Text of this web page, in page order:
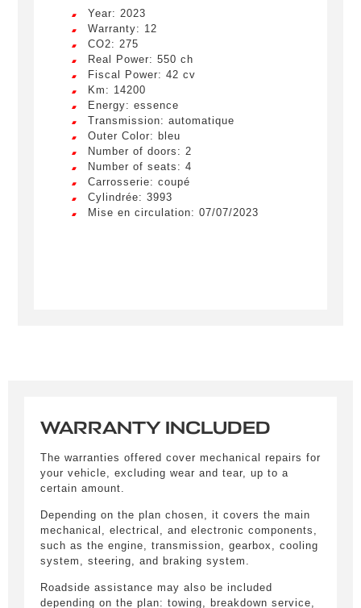
Obtain informations
Remplissez le formulaire ci-dessous pour être
recontacté afin d’obtenir des informations sur un
véhicule.
Civility *
Year: 2023
Warranty: 12
CO2: 275
Real Power: 550 ch
Fiscal Power: 42 cv
Km: 14200
Energy: essence
Transmission: automatique
Outer Color: bleu
Number of doors: 2
Number of seats: 4
Carrosserie: coupé
Cylindrée: 3993
Mise en circulation: 07/07/2023
WARRANTY INCLUDED
The warranties offered cover mechanical repairs for
your vehicle, excluding wear and tear, up to a
certain amount.
Depending on the plan chosen, it covers the main
mechanical, electrical, and electronic components,
such as the engine, transmission, gearbox, cooling
system, steering, and braking system.
Roadside assistance may also be included
depending on the plan: towing, breakdown service,